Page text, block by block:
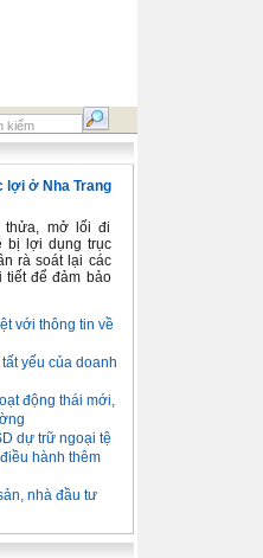
lợi ở Nha Trang
thửa, mở lối đi
bị lợi dụng trục
rà soát lại các
tiết để đảm bảo
với thông tin về
yếu của doanh
động thái mới,
dự trữ ngoại tệ
hành thêm
nhà đầu tư